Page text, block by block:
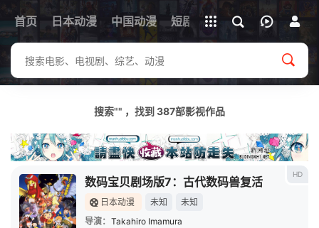
首页 日本动漫 中国动漫 短剧 韩剧 日剧 动漫
下载客户端
立即登录
搜索"" ，找到 387部影视作品
HD
数码宝贝剧场版7：古代数码兽复活
日本动漫 未知
未知
导演： Takahiro Imamura